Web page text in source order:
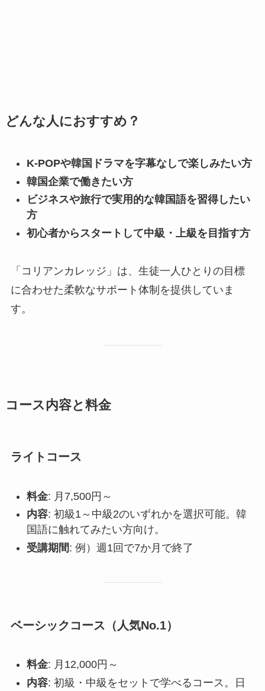
どんな人におすすめ？
K-POPや韓国ドラマを字幕なしで楽しみたい方
韓国企業で働きたい方
ビジネスや旅行で実用的な韓国語を習得したい
方
初心者からスタートして中級・上級を目指す方
「コリアンカレッジ」は、生徒一人ひとりの目標
に合わせた柔軟なサポート体制を提供していま
す。
コース内容と料金
ライトコース
料金: 月7,500円～
内容: 初級1～中級2のいずれかを選択可能。韓
国語に触れてみたい方向け。
受講期間: 例）週1回で7か月で終了
ベーシックコース（人気No.1）
料金: 月12,000円～
内容: 初級・中級をセットで学べるコース。日